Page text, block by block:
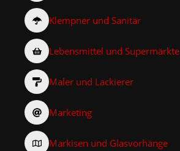
Klempner und Sanitär
Lebensmittel und Supermärkte
Maler und Lackierer
Marketing
Markisen und Glasvorhänge